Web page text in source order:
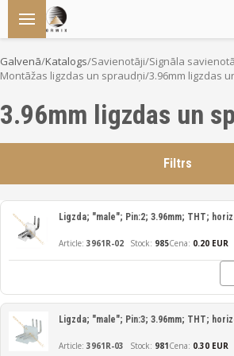
Galvenā/Katalogs/Savienotāji/Signāla
Montāžas ligzdas un spraudņi/3.96mm ligzdas
3.96mm ligzdas un
Filtrs
3961R-02
Ligzda; "male"; Pin:2; 3.96mm; THT;
985Cena: 0.20 EUR
3961R-03
Ligzda; "male"; Pin:3; 3.96mm; THT;
981Cena: 0.30 EUR